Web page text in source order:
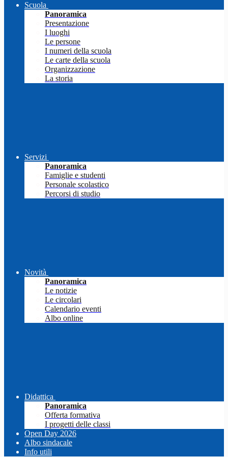
Scuola
Panoramica
Presentazione
I luoghi
Le persone
I numeri della scuola
Le carte della scuola
Organizzazione
La storia
Servizi
Panoramica
Famiglie e studenti
Personale scolastico
Percorsi di studio
Novità
Panoramica
Le notizie
Le circolari
Calendario eventi
Albo online
Didattica
Panoramica
Offerta formativa
I progetti delle classi
Open Day 2026
Albo sindacale
Info utili